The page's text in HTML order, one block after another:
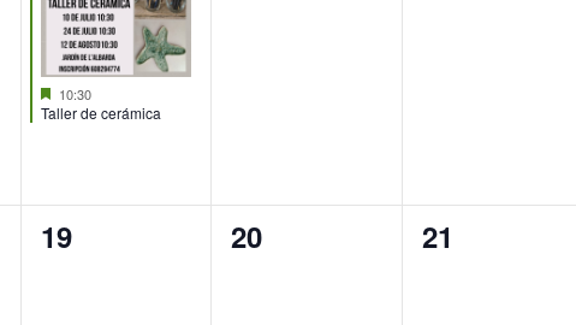
Destacado
10:30
Taller de cerámica
0
19
0
20
0
21